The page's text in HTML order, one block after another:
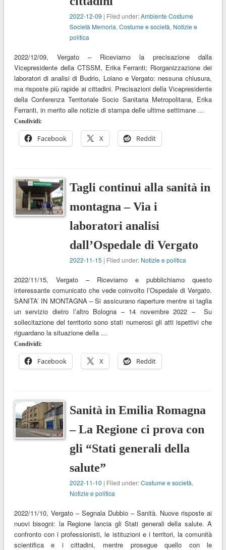
2022-12-09 | Filed under:Ambiente Costume
Società Memoria,Costume e società, Notizie e
politica
2022/12/09, Vergato – Riceviamo la precisazione dalla
Vicepresidente della CTSSM, Erika Ferranti; Riorganizzazione dei
laboratori di analisi di Budrio, Loiano e Vergato: nessuna chiusura,
ma risposte più rapide ai cittadini. Precisazioni della Vicepresidente
della Conferenza Territoriale Socio Sanitaria Metropolitana, Erika
Ferranti, in merito alle notizie di stampa delle ultime settimane …
Condividi:
Facebook X Reddit
Tagli continui alla sanità in
montagna – Via i
laboratori analisi
dall’Ospedale di Vergato
2022-11-15 | Filed under: Notizie e politica
2022/11/15, Vergato – Riceviamo e pubblichiamo questo
interessante comunicato che vede coinvolto l’Ospedale di Vergato.
SANITA’ IN MONTAGNA – Si assicurano riaperture mentre si taglia
un servizio dietro l’altro Bologna – 14 novembre 2022 – Su
sollecitazione del territorio sono stati numerosi gli atti ispettivi che
riguardano la situazione della …
Condividi:
Facebook X Reddit
Sanità in Emilia Romagna
– La Regione ci prova con
gli “Stati generali della
salute”
2022-11-10 | Filed under:Costume e società,
Notizie e politica
2022/11/10, Vergato – Segnala Dubbio – Sanità. Nuove risposte ai
nuovi bisogni: la Regione lancia gli Stati generali della salute. A
confronto con i professionisti, le istituzioni e i territori, la comunità
scientifica e i cittadini, mentre prosegue quello con le